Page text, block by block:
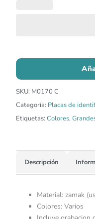
SKU: M0170 C
Categoría: Placas de
Etiquetas: Colores,
Descripción
Material: zamak
Colores: Varios